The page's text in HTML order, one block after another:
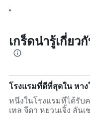
"
เกร็ดน่ารู้เกี่ยว
โรงแรมที่ดีที่สุดใน หา
หนึ่งในโรงแรมที่ได้รับ
เทล จีดา หยวนเจิ้ง ลัน